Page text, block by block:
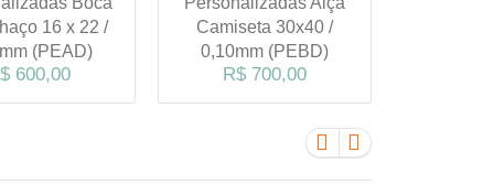
16 x 22 /
(PEAD)
600,00
Camiseta 30x40 /
0,10mm (PEBD)
R$ 700,00